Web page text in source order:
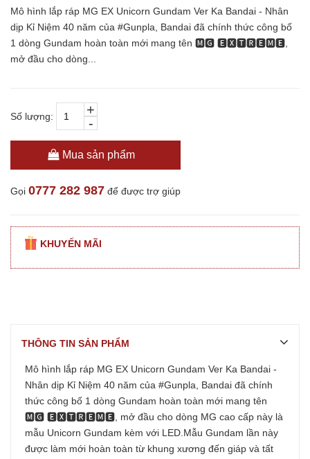
Mô hình lắp ráp MG EX Unicorn Gundam Ver Ka Bandai - Nhân
dịp Kỉ Niệm 40 năm của #Gunpla, Bandai đã chính thức công bố
1 dòng Gundam hoàn toàn mới mang tên 🅼🅶 🅴🆇🆃🆁🅴🅼🅴,
mở đầu cho dòng...
Số lượng: -
+
Mua sản phẩm
Gọi 0777 282 987 để được trợ giúp
KHUYẾN MÃI
THÔNG TIN SẢN PHẨM
Mô hình lắp ráp MG EX Unicorn Gundam Ver Ka Bandai -
Nhân dịp Kỉ Niệm 40 năm của #Gunpla, Bandai đã chính
thức công bố 1 dòng Gundam hoàn toàn mới mang tên
🅼🅶 🅴🆇🆃🆁🅴🅼🅴, mở đầu cho dòng MG cao cấp này là
mẫu Unicorn Gundam kèm với LED.Mẫu Gundam lần này
được làm mới hoàn toàn từ khung xương đến giáp và tất